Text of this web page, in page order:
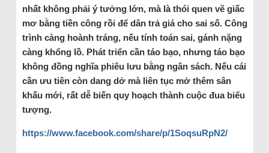
nhất không phải ý tưởng lớn, mà là thói quen vẽ giấc
mơ bằng tiền công rồi để dân trả giá cho sai số. Công
trình càng hoành tráng, nếu tính toán sai, gánh nặng
càng khổng lồ. Phát triển cần táo bạo, nhưng táo bạo
không đồng nghĩa phiêu lưu bằng ngân sách. Nếu cái
cần ưu tiên còn dang dở mà liên tục mở thêm sân
khấu mới, rất dễ biến quy hoạch thành cuộc đua biểu
tượng.
https://www.facebook.com/share/p/1SoqsuRpN2/